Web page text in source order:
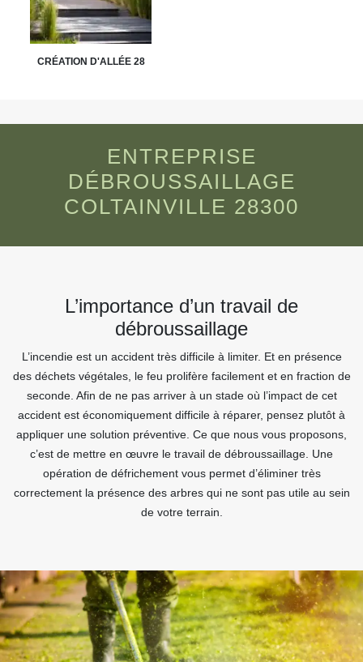
CRÉATION D'ALLÉE 28
ENTREPRISE
DÉBROUSSAILLAGE
COLTAINVILLE 28300
L’importance d’un travail de
débroussaillage
L’incendie est un accident très difficile à limiter. Et en présence
des déchets végétales, le feu prolifère facilement et en fraction de
seconde. Afin de ne pas arriver à un stade où l’impact de cet
accident est économiquement difficile à réparer, pensez plutôt à
appliquer une solution préventive. Ce que nous vous proposons,
c’est de mettre en œuvre le travail de débroussaillage. Une
opération de défrichement vous permet d’éliminer très
correctement la présence des arbres qui ne sont pas utile au sein
de votre terrain.